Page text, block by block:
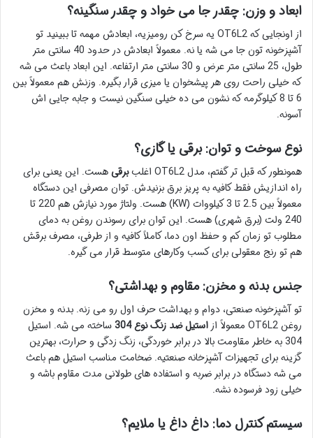
ابعاد و وزن: چقدر جا می خواد و چقدر سنگینه؟
از اونجایی که OT6L2 یه سرخ کن رومیزیه، ابعادش مهمه تا ببینید تو
آشپزخونه تون جا می شه یا نه. معمولاً ابعادش در حدود 40 سانتی متر
طول، 25 سانتی متر عرض و 30 سانتی متر ارتفاعه. این ابعاد باعث می شه
که خیلی راحت روی هر پیشخوان یا میزی قرار بگیره. وزنش هم معمولاً بین
6 تا 8 کیلوگرمه که نشون می ده خیلی سنگین نیست و جابه جایی اش
آسونه.
نوع سوخت و توان: برقی یا گازی؟
همونطور که قبل تر گفتم، مدل OT6L2 اغلب برقیهست. این یعنی برای
راه اندازیش فقط کافیه به پریز برق بزنیدش. توان مصرفی این دستگاه
معمولاً بین 2.5 تا 3 کیلووات (KW) هست. ولتاژ مورد نیازش هم 220 تا
240 ولت (برق شهری) هست. این توان برای رسوندن روغن به دمای
مطلوب تو زمان کم و حفظ اون دما، کاملاً کافیه و از طرفی، مصرف برقش
هم تو رنج معقولی برای کسب وکارهای متوسط قرار می گیره.
جنس بدنه و مخزن: مقاوم و بهداشتی؟
تو آشپزخونه صنعتی، دوام و بهداشت حرف اول رو می زنه. بدنه و مخزن
روغن OT6L2 معمولاً از
استیل ضد زنگ نوع 304
ساخته می شه. استیل
304 به خاطر مقاومت بالا در برابر خوردگی، زنگ زدگی و حرارت، بهترین
گزینه برای تجهیزات آشپزخانه صنعتیه. ضخامت مناسب استیل هم باعث
می شه دستگاه در برابر ضربه و استفاده های طولانی مدت مقاوم باشه و
خیلی زود فرسوده نشه.
سیستم کنترل دما: داغ داغ یا ملایم؟